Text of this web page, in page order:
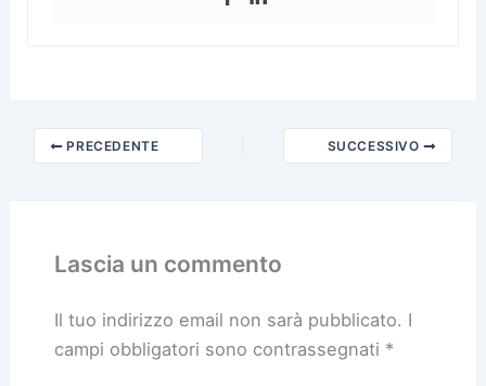
PRECEDENTE SUCCESSIVO
Lascia un commento
Il tuo indirizzo email non sarà pubblicato. I
campi obbligatori sono contrassegnati *